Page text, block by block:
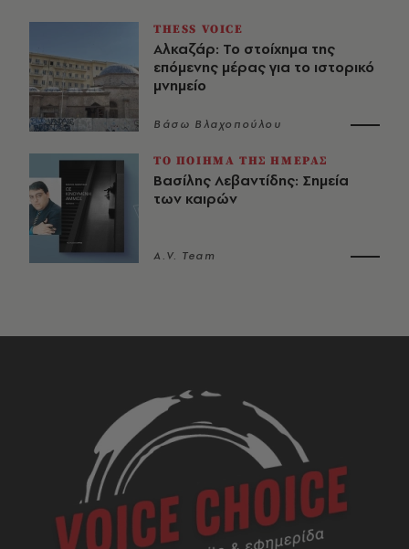
THESS VOICE
Αλκαζάρ: Το στοίχημα της
επόμενης μέρας για το ιστορικό
μνημείο
Βάσω Βλαχοπούλου
ΤΟ ΠΟΙΗΜΑ ΤΗΣ ΗΜΕΡΑΣ
Βασίλης Λεβαντίδης: Σημεία
των καιρών
A.V. Team